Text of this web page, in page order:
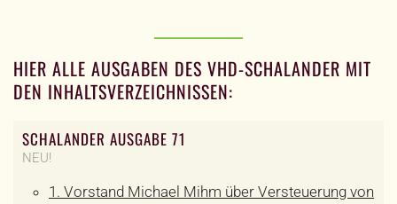
HIER ALLE AUSGABEN DES VHD-SCHALANDER MIT
DEN INHALTSVERZEICHNISSEN:
SCHALANDER AUSGABE 71
NEU!
1. Vorstand Michael Mihm über Versteuerung von